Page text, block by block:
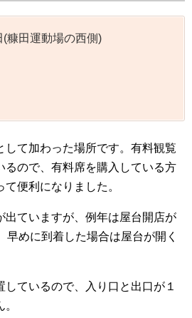
糠田運動場の西側)
して加わった場所です。有料観覧
るので、有料席を購入している方
便利になりました。
出ていますが、例年は屋台開店が
早めに到着した場合は屋台が開く
ているので、入り口と出口が１